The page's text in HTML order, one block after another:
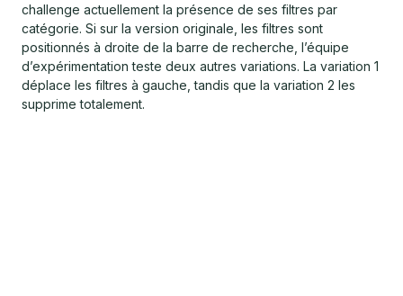
challenge actuellement la présence de ses filtres par
catégorie. Si sur la version originale, les filtres sont
positionnés à droite de la barre de recherche, l’équipe
d’expérimentation teste deux autres variations. La variation 1
déplace les filtres à gauche, tandis que la variation 2 les
supprime totalement.